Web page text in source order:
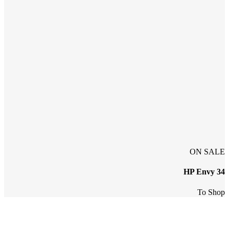
ON SALE
HP Envy 34
To Shop